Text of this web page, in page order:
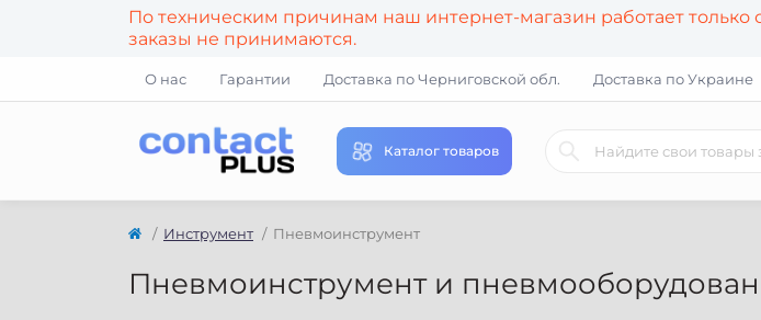
По техническим причинам наш интернет-магазин работает
заказы не принимаются.
О нас Гарантии Доставка по Черниговской обл. Доставка по Украине
Каталог товаров
Инструмент Пневмоинструмент
Пневмоинструмент и